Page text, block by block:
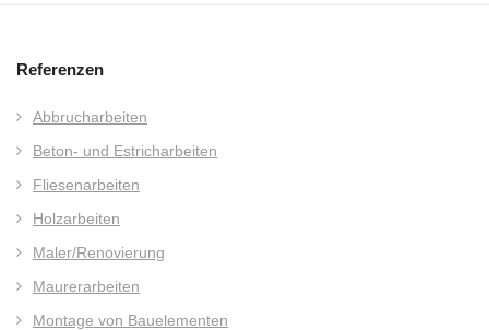
Referenzen
Abbrucharbeiten
Beton- und Estricharbeiten
Fliesenarbeiten
Holzarbeiten
Maler/Renovierung
Maurerarbeiten
Montage von Bauelementen